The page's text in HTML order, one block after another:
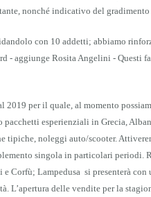
nonché indicativo del
con 10 addetti; abbiamo
- aggiunge Rosita Angelini -
2019 per il quale, al momento
pacchetti esperienziali in Grecia,
tipiche, noleggi auto/scooter.
singola in particolari periodi.
e Corfù; Lampedusa si presenterà
L’apertura delle vendite per la